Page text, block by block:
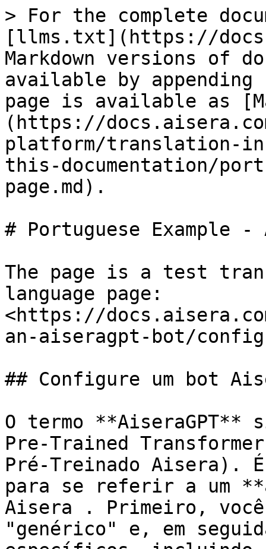
> For the complete
[llms.txt](https://
Markdown versions of
available by
page is available as
(https://
platform/translation-
this-documentation/
page.md).
# Portuguese Example -
The page is a test
language page:
<https://
an-aiseragpt-bot/
## Configure um bot
O termo
Pre-Trained
Pré-Treinado Aisera). É
para se referir a um
Aisera . Primeiro,
"genérico" e, em